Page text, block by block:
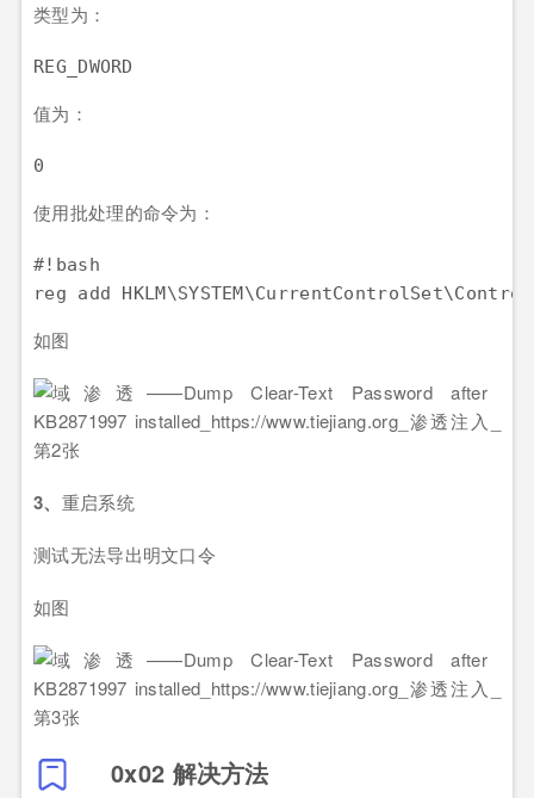
类型为：
值为：
使用批处理的命令为：
#!bash
如图
3、 重启系统
测试无法导出明文口令
如图
0x02 解决方法